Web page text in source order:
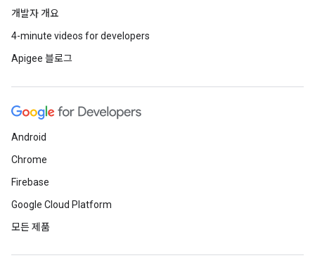
개발자 개요
4-minute videos for developers
Apigee 블로그
Android
Chrome
Firebase
Google Cloud Platform
모든 제품